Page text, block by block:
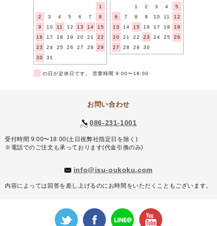
1
2
3 4 5 6 7
8
9
10 11 12 13 14
15
16
17 18 19 20 21
22
23
24 25 26 27 28
29
30
31
1
2 3 4
5
6
7 8 9 10 11
12
13
14 15 16 17 18
19
20
21 22 23 24 25
26
27
28 29 30
の日が定休日です。 営業時間 9:00〜18:00
お問い合わせ
086-231-1001
受付時間:9:00〜18:00(土日祝弊社指定日を除く)
※電話でのご注文も承っております(代金引換のみ)
info@isu-oukoku.com
内容によっては回答を差し上げるのにお時間をいただくこともございます。